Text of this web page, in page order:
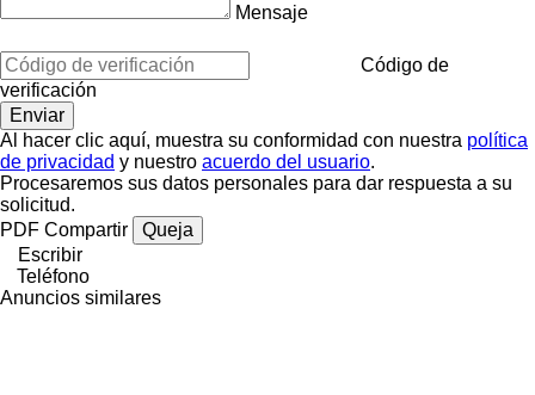
Mensaje
Código de
verificación
Al hacer clic aquí, muestra su conformidad con nuestra política
de privacidad y nuestro acuerdo del usuario.
Procesaremos sus datos personales para dar respuesta a su
solicitud.
PDF Compartir
Queja
Escribir
Teléfono
Anuncios similares